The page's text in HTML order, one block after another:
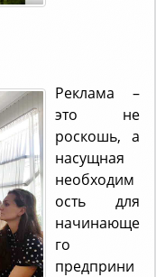
Реклама –
это не
роскошь, а
насущная
необходим
ость для
начинающе
го
предприни